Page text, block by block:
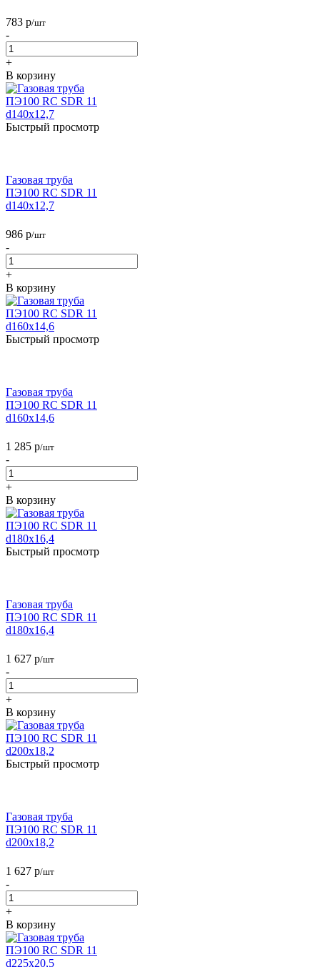
783 р/шт
-
+
В корзину
Быстрый просмотр
Газовая труба
ПЭ100 RC SDR 11
d140х12,7
986 р/шт
-
+
В корзину
Быстрый просмотр
Газовая труба
ПЭ100 RC SDR 11
d160х14,6
1 285 р/шт
-
+
В корзину
Быстрый просмотр
Газовая труба
ПЭ100 RC SDR 11
d180х16,4
1 627 р/шт
-
+
В корзину
Быстрый просмотр
Газовая труба
ПЭ100 RC SDR 11
d200х18,2
1 627 р/шт
-
+
В корзину